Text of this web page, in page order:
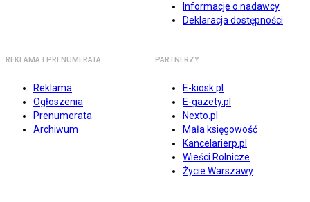
Informacje o nadawcy
Deklaracja dostępności
REKLAMA I PRENUMERATA
Reklama
Ogłoszenia
Prenumerata
Archiwum
PARTNERZY
E-kiosk.pl
E-gazety.pl
Nexto.pl
Mała księgowość
Kancelarierp.pl
Wieści Rolnicze
Życie Warszawy